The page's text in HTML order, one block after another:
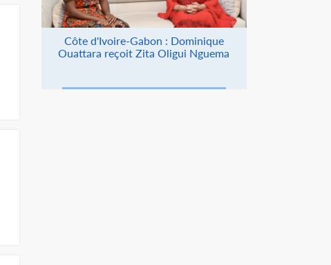
Côte d'Ivoire-Gabon : Dominique
Ouattara reçoit Zita Oligui Nguema